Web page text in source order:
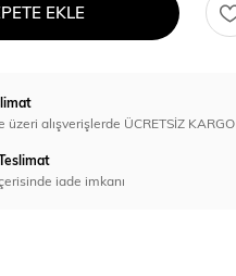
EKLE
üzeri alışverişlerde ÜCRETSİZ KARGO
iade imkanı